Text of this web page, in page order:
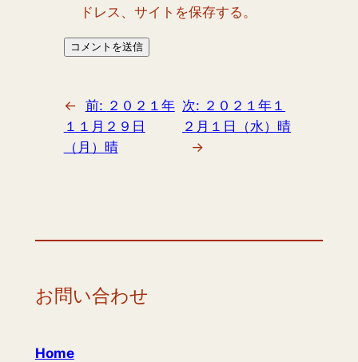
ドレス、サイトを保存する。
← 前: ２０２１年
１１月２９日
（月）晴
次: ２０２１年１
２月１日（水）晴
→
お問い合わせ
Home